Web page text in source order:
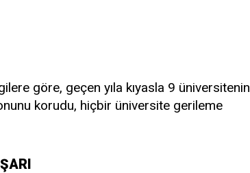
göre, geçen yıla kıyasla 9 üniversitenin
korudu, hiçbir üniversite gerileme